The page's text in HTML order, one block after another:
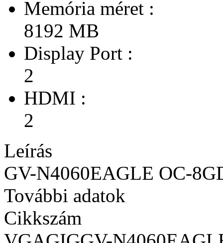
Memória méret :
8192 MB
Display Port :
2
HDMI :
2
Leírás
GV-N4060EAGLE OC-
További adatok
Cikkszám